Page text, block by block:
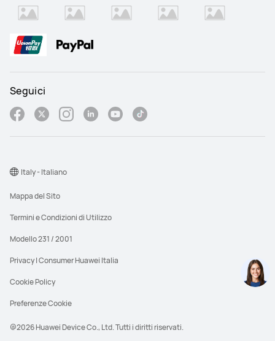
Seguici
@2026 Huawei Device Co., Ltd. Tutti i diritti riservati.
Mappa del Sito
Termini e Condizioni di Utilizzo
Modello 231 / 2001
Privacy | Consumer Huawei Italia
Cookie Policy
Preferenze Cookie
Italy - Italiano